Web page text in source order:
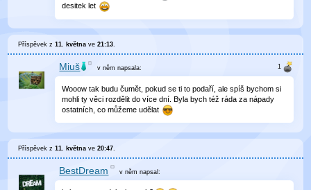
desitek let
Příspěvek z11. května ve21:13.
Miuš v němnapsala:
Wooow tak budu čumět, pokud se ti to podaří, ale spíš bychom si
mohli ty věci rozdělit do více dní. Byla bych též ráda za nápady
ostatních, co můžeme udělat
Příspěvek z11. května ve20:47
BestDream v němnapsal: